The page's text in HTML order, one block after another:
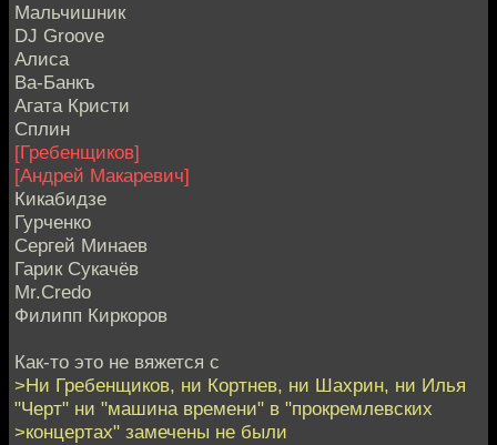
Мальчишник
DJ Groove
Алиса
Ва-Банкъ
Агата Кристи
Сплин
[Гребенщиков]
[Андрей Макаревич]
Кикабидзе
Гурченко
Сергей Минаев
Гарик Сукачёв
Mr.Credo
Филипп Киркоров
Как-то это не вяжется с
>Ни Гребенщиков, ни Кортнев, ни Шахрин, ни Илья
"Черт" ни "машина времени" в "прокремлевских
>концертах" замечены не были